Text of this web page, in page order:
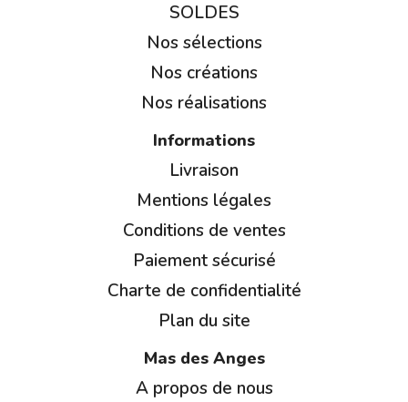
SOLDES
Nos sélections
Nos créations
Nos réalisations
Informations
Livraison
Mentions légales
Conditions de ventes
Paiement sécurisé
Charte de confidentialité
Plan du site
Mas des Anges
A propos de nous